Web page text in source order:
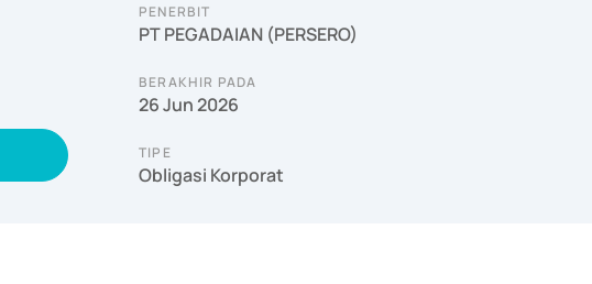
PENERBIT
PT PEGADAIAN (PERSERO)
BERAKHIR PADA
26 Jun 2026
TIPE
Obligasi Korporat